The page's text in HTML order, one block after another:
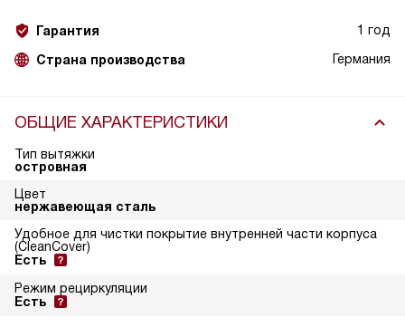
Гарантия 1 год
Страна производства Германия
ОБЩИЕ ХАРАКТЕРИСТИКИ
Тип вытяжки
островная
Цвет
нержавеющая сталь
Удобное для чистки покрытие внутренней части корпуса
(CleanCover)
Есть
Режим рециркуляции
Есть